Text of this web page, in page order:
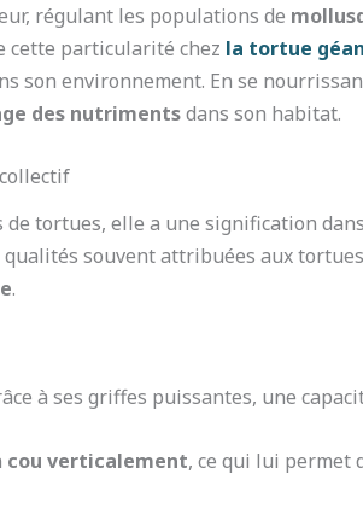
régulant les populations de
cette particularité chez la tortue
son environnement. En se
des nutrimentsdans son habitat.
de tortues, elle a une signification
qualités souvent attribuées aux
.
à ses griffes puissantes, une
cou verticalement, ce qui lui permet